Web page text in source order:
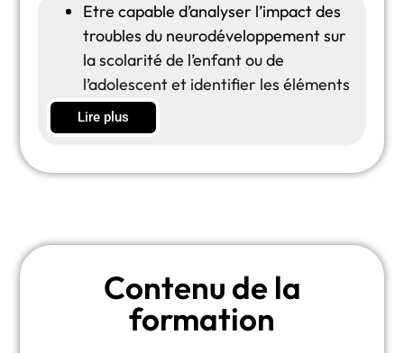
Etre capable d’analyser l’impact des
troubles du neurodéveloppement sur
la scolarité de l’enfant ou de
l’adolescent et identifier les éléments
pertinents du parcours scolaire à
recueillir.
les informations relatives à la
Etre capable de situer le rôle et les
missions de l’orthophoniste au regard
des attentes scolaires, en distinguant
Lire plus
Contenu de la
formation